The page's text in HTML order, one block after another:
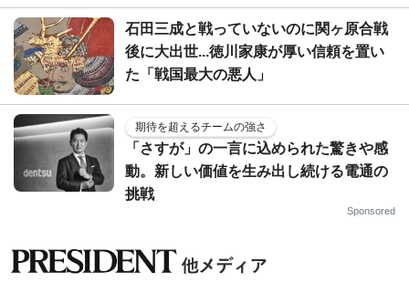
石田三成と戦っていないのに関ヶ原合戦
後に大出世...徳川家康が厚い信頼を置い
た「戦国最大の悪人」
期待を超えるチームの強さ
「さすが」の一言に込められた驚きや感
動。新しい価値を生み出し続ける電通の
挑戦
Sponsored